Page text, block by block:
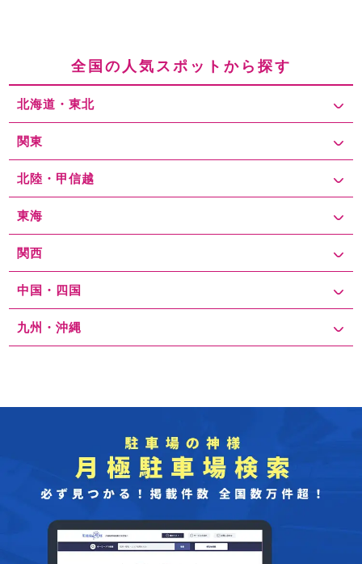
全国の人気スポットから探す
北海道・東北
関東
北陸・甲信越
東海
関西
中国・四国
九州・沖縄